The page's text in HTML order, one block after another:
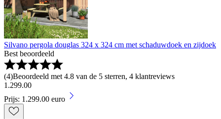
Silvano pergola douglas 324 x 324 cm met schaduwdoek en zijdoek
Best beoordeeld
(4)Beoordeeld met 4.8 van de 5 sterren, 4 klantreviews
1 .299.00
Prijs: 1.299.00 euro